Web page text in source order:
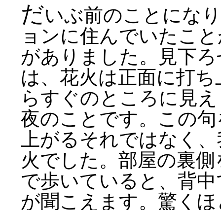
だいぶ前のことにな
ョンに住んでいたこ
がありました。見下
は、花火は正面に打
らすぐのところに見
夜のことです。この
上がるそれではなく
火でした。部屋の裏
で歩いていると、背
が聞こえます。驚く